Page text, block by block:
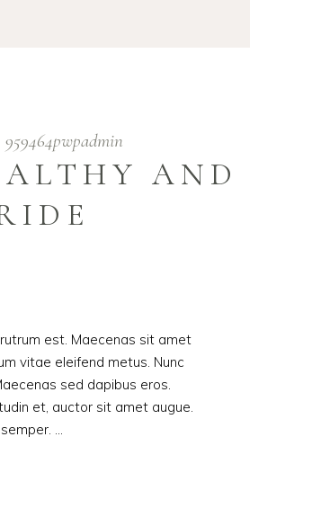
959464pwpadmin
AND
est. Maecenas sit amet
vitae eleifend metus. Nunc
sed dapibus eros.
et, auctor sit amet augue.